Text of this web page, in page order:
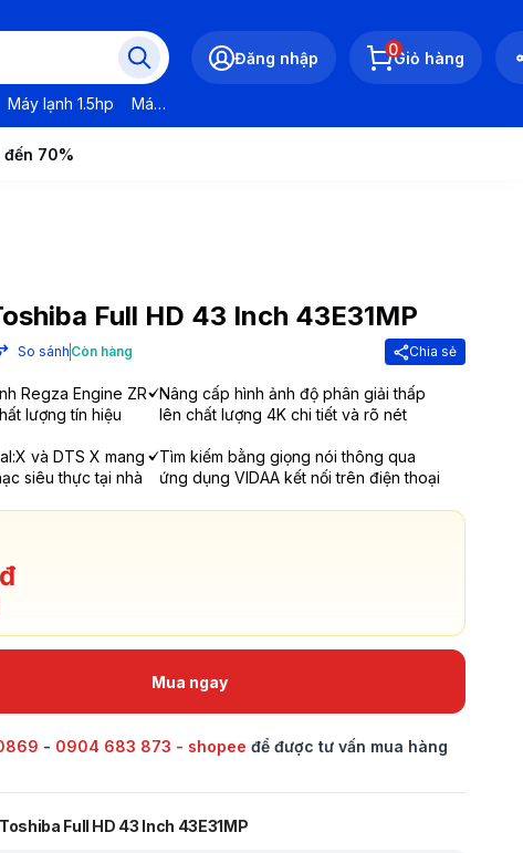
Máy lạnh 1.5hp Máy lạnh LG
Đăng nhập 0Giỏ hàng
đến 70%
Full HD 43 Inch 43E31MP
So sánh Còn hàng Chia sẻ
Regza Engine ZR
lượng tín hiệu
Nâng cấp hình ảnh độ phân giải thấp
lên chất lượng 4K chi tiết và rõ nét
và DTS X mang
siêu thực tại nhà
Tìm kiếm bằng giọng nói thông qua
ứng dụng VIDAA kết nối trên điện thoại
Mua ngay
- 0904 683 873 - shopee để được tư vấn mua hàng
Full HD 43 Inch 43E31MP